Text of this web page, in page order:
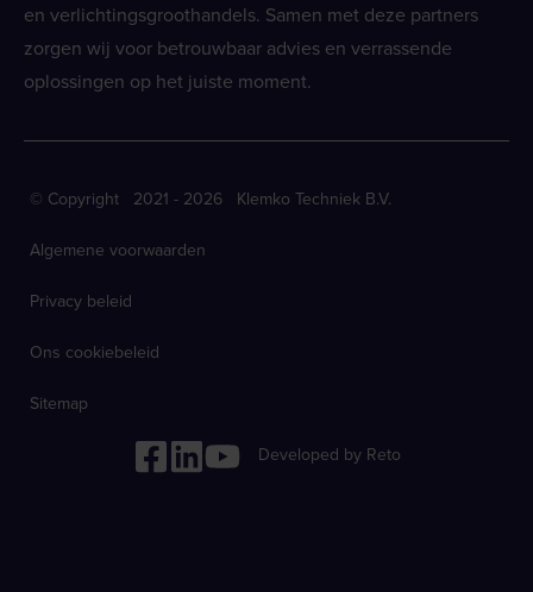
en verlichtingsgroothandels. Samen met deze partners
zorgen wij voor betrouwbaar advies en verrassende
oplossingen op het juiste moment.
© Copyright 2021 - 2026 Klemko Techniek B.V.
Algemene voorwaarden
Privacy beleid
Ons cookiebeleid
Sitemap
Developed by Reto